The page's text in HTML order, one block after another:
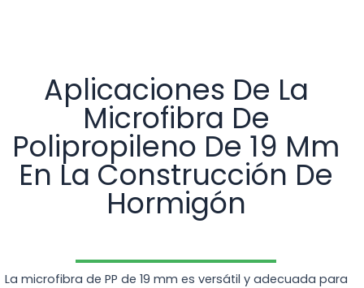
Aplicaciones De La
Microfibra De
Polipropileno De 19 Mm
En La Construcción De
Hormigón
La microfibra de PP de 19 mm es versátil y adecuada para